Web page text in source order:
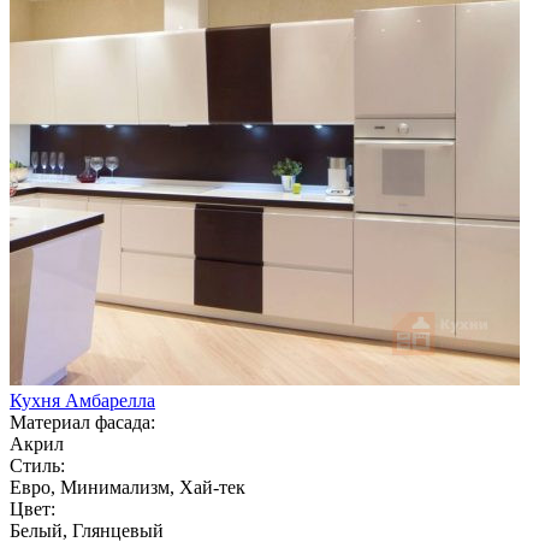
Кухня Амбарелла
Материал фасада:
Акрил
Стиль:
Евро, Минимализм, Хай-тек
Цвет:
Белый, Глянцевый